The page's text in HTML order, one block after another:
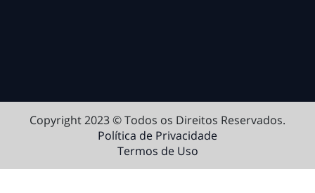
Copyright 2023 © Todos os Direitos Reservados.
Política de Privacidade
Termos de Uso